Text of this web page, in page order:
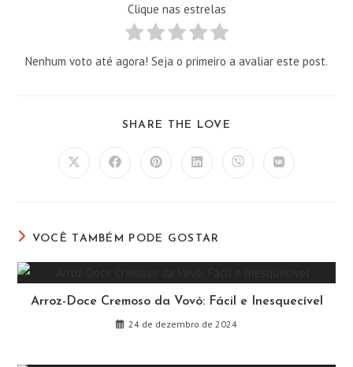
Clique nas estrelas
Nenhum voto até agora! Seja o primeiro a avaliar este post.
SHARE THE LOVE
Abre Abre Abre Abre Abre Abre
VOCÊ TAMBÉM PODE GOSTAR
Arroz-Doce Cremoso da Vovó: Fácil e Inesquecível
24 de dezembro de 2024